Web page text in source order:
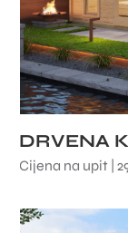
DRVENA
Cijena na upit |